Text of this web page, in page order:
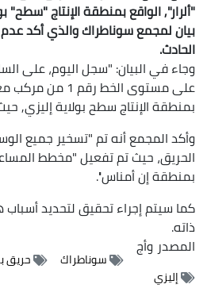
"ألرار", الواقع بمنطقة الإنتاج "سطح"
بيان لمجمع سوناطراك والذي أكد
الحادث.
وجاء في البيان: "سجل اليوم، على
على مستوى الخط رقم 1
بمنطقة الإنتاج سطح بولاية إليزي,
وأكد المجمع أنه تم "تسخير جميع
بمنطقة إن أمناس''.
كما سيتم إجراء تحقيق لتحديد أسباب
ذاته.
المصدروأج
سوناطراك
حريق
إليزي